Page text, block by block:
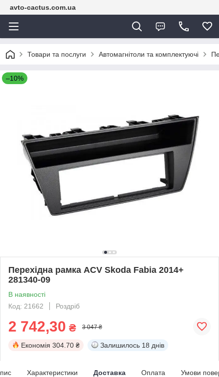
avto-cactus.com.ua
Товари та послуги Автомагнітоли та комплектуючі
–10%
Перехідна рамка ACV Skoda Fabia 2014+
281340-09
В наявності
Код: 21662
Роздріб
2 742,30 ₴ 3 047 ₴
Економія 304.70 ₴ Залишилось 18 днів
Характеристики Доставка Оплата Умови